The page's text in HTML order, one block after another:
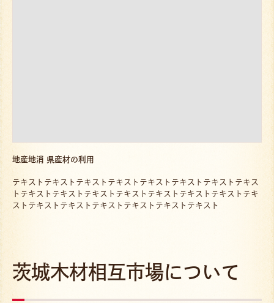
地産地消 県産材の利用
テキストテキストテキストテキストテキストテキストテキストテキス
トテキストテキストテキストテキストテキストテキストテキストテキ
ストテキストテキストテキストテキストテキストテキスト
茨城木材相互市場について